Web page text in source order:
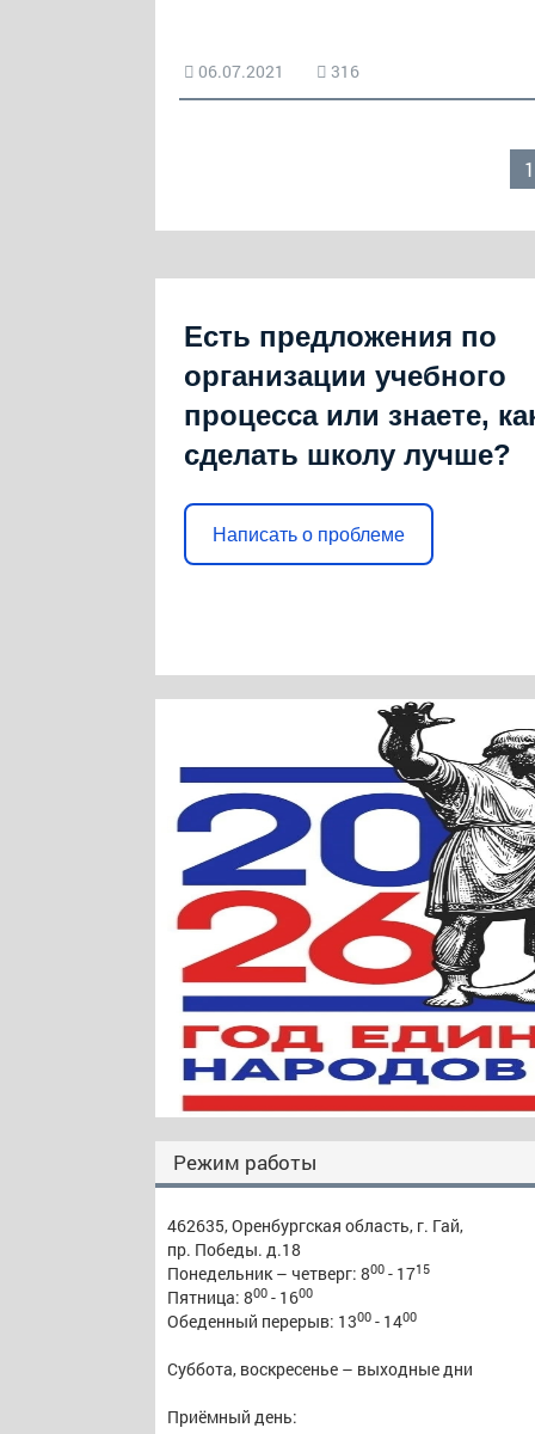
06.07.2021 316
Есть предложения по
организации учебного
процесса или знаете,
сделать школу лучше?
Написать о проблеме
Режим работы
462635, Оренбургская область, г. Гай,
пр. Победы. д.18
Понедельник – четверг: 800 - 1715
Пятница: 800 - 1600
Обеденный перерыв: 1300 - 1400
Суббота, воскресенье – выходные дни
Приёмный день: